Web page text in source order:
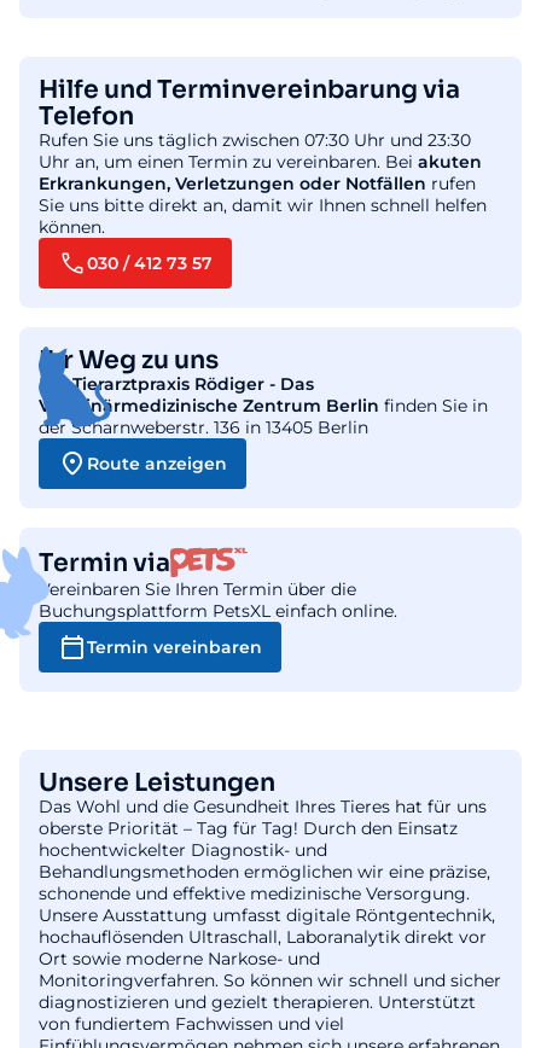
Hilfe und Terminvereinbarung via
Telefon
Rufen Sie uns täglich zwischen 07:30 Uhr und 23:30
Uhr an, um einen Termin zu vereinbaren. Bei akuten
Erkrankungen, Verletzungen oder Notfällen rufen
Sie uns bitte direkt an, damit wir Ihnen schnell helfen
können.
030 / 412 73 57
Ihr Weg zu uns
DieTierarztpraxis Rödiger - Das
Veterinärmedizinische Zentrum Berlin finden Sie in
der Scharnweberstr. 136 in 13405 Berlin
Route anzeigen
Termin via
Vereinbaren Sie Ihren Termin über die
Buchungsplattform PetsXL einfach online.
Termin vereinbaren
Unsere Leistungen
Das Wohl und die Gesundheit Ihres Tieres hat für uns
oberste Priorität – Tag für Tag! Durch den Einsatz
hochentwickelter Diagnostik- und
Behandlungsmethoden ermöglichen wir eine präzise,
schonende und effektive medizinische Versorgung.
Unsere Ausstattung umfasst digitale Röntgentechnik,
hochauflösenden Ultraschall, Laboranalytik direkt vor
Ort sowie moderne Narkose- und
Monitoringverfahren. So können wir schnell und sicher
diagnostizieren und gezielt therapieren. Unterstützt
von fundiertem Fachwissen und viel